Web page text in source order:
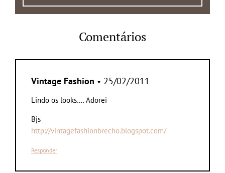
Comentários
Vintage Fashion • 25/02/2011
Lindo os looks…. Adorei
Bjs
http://vintagefashionbrecho.blogspot.com/
Responder